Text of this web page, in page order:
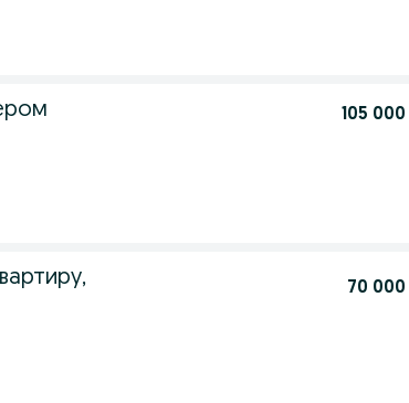
105 000
70 000